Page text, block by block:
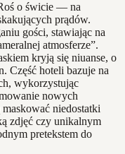
o świcie — na
prądów.
gości, stawiając na
atmosferze”.
kryją się niuanse, o
Część hoteli bazuje na
wykorzystując
nowych
niedostatki
zdjęć czy unikalnym
pretekstem do